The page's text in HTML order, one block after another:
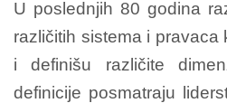
U poslednjih 80 godina
različitih sistema i pravaca
i definišu različite
definicije posmatraju